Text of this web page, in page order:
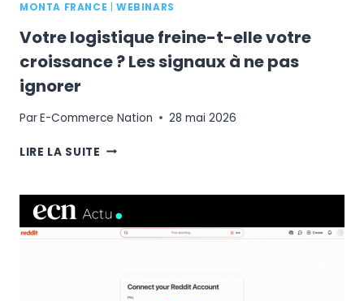
MONTA FRANCE WEBINARS
Votre logistique freine-t-elle votre
croissance ? Les signaux à ne pas
ignorer
ParE-Commerce Nation 28 mai 2026
LIRE LA SUITE VOTRE
T-
ELLE
VOTRE